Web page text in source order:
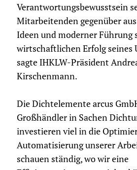
Verantwortungsbewusstsein
Mitarbeitenden gegenüber
Ideen und moderner Führung
wirtschaftlichen Erfolg seines
sagte IHKLW-Präsident
Kirschenmann.
Die Dichtelemente arcus
Großhändler in Sachen
investieren viel in die
Automatisierung unserer
schauen ständig, wo wir eine